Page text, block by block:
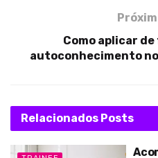
Como aplicar
autoconhecimento
Relacionados Posts